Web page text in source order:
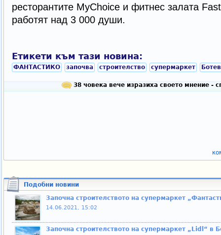
ресторантите MyChoice и фитнес залата
работят над 3 000 души.
Етикети към тази новина:
ФАНТАСТИКО започва строителство супермаркет
38 човека вече изразиха своето мнение -
Подобни новини
Започна строителството на супермаркет
14.06.2021, 15:02
Започна строителството на супермаркет „Lidl“ в